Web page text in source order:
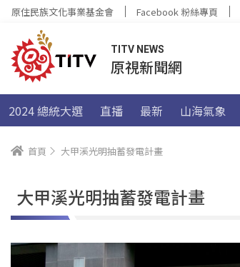
原住民族文化事業基金會 Facebook 粉絲專頁
TITV NEWS
原視新聞網
2024 總統大選 直播 最新 山海氣象
首頁 大甲溪光明抽蓄發電計畫
大甲溪光明抽蓄發電計畫